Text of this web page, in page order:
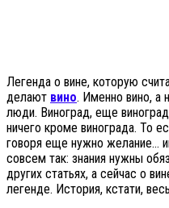
Легенда о вине, которую
делают вино. Именно вино, а
люди. Виноград, еще
ничего кроме винограда. То
говоря еще нужно желание…
совсем так: знания нужны
других статьях, а сейчас о
легенде. История, кстати,